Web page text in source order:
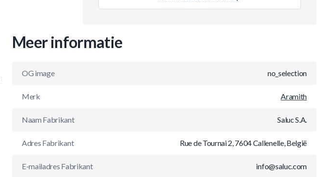
Meer informatie
OG image no_selection
Merk Aramith
Naam Fabrikant Saluc S.A.
Adres Fabrikant Rue de Tournai 2, 7604 Callenelle, België
E-mailadres Fabrikant info@saluc.com